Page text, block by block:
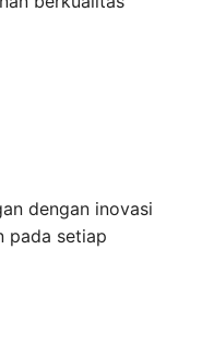
dengan inovasi
pada setiap